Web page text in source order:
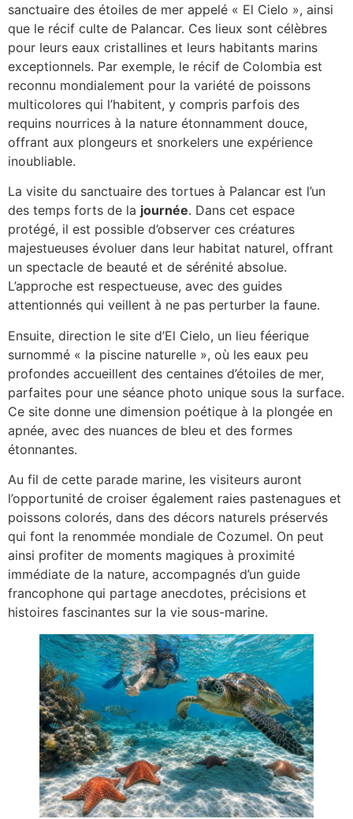
sanctuaire des étoiles de mer appelé « El Cielo », ainsi
que le récif culte de Palancar. Ces lieux sont célèbres
pour leurs eaux cristallines et leurs habitants marins
exceptionnels. Par exemple, le récif de Colombia est
reconnu mondialement pour la variété de poissons
multicolores qui l’habitent, y compris parfois des
requins nourrices à la nature étonnamment douce,
offrant aux plongeurs et snorkelers une expérience
inoubliable.
La visite du sanctuaire des tortues à Palancar est l’un
des temps forts de la journée. Dans cet espace
protégé, il est possible d’observer ces créatures
majestueuses évoluer dans leur habitat naturel, offrant
un spectacle de beauté et de sérénité absolue.
L’approche est respectueuse, avec des guides
attentionnés qui veillent à ne pas perturber la faune.
Ensuite, direction le site d’El Cielo, un lieu féerique
surnommé « la piscine naturelle », où les eaux peu
profondes accueillent des centaines d’étoiles de mer,
parfaites pour une séance photo unique sous la surface.
Ce site donne une dimension poétique à la plongée en
apnée, avec des nuances de bleu et des formes
étonnantes.
Au fil de cette parade marine, les visiteurs auront
l’opportunité de croiser également raies pastenagues et
poissons colorés, dans des décors naturels préservés
qui font la renommée mondiale de Cozumel. On peut
ainsi profiter de moments magiques à proximité
immédiate de la nature, accompagnés d’un guide
francophone qui partage anecdotes, précisions et
histoires fascinantes sur la vie sous-marine.